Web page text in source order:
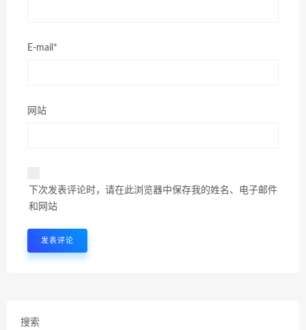
E-mail*
网站
下次发表评论时，请在此浏览器中保存我的姓名、电子邮件
和网站
搜索